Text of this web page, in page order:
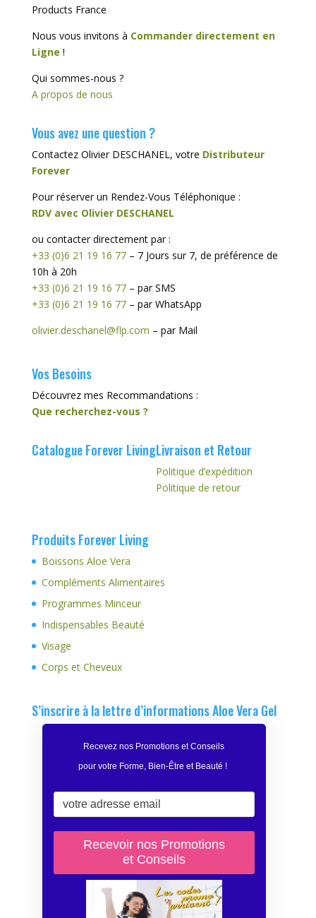
Products France
Nous vous invitons à Commander directement en
Ligne !
Qui sommes-nous ?
A propos de nous
Vous avez une question ?
Contactez Olivier DESCHANEL, votre Distributeur
Forever
Pour réserver un Rendez-Vous Téléphonique :
RDV avec Olivier DESCHANEL
ou contacter directement par :
+33 (0)6 21 19 16 77– 7 Jours sur 7, de préférence de
10h à 20h
+33 (0)6 21 19 16 77– par SMS
+33 (0)6 21 19 16 77– par WhatsApp
olivier.deschanel@flp.com – par Mail
Vos Besoins
Découvrez mes Recommandations :
Que recherchez-vous ?
Catalogue Forever LivingLivraison et Retour
Politique d’expédition
Politique de retour
Produits Forever Living
Boissons Aloe Vera
Compléments Alimentaires
Programmes Minceur
Indispensables Beauté
Visage
Corps et Cheveux
S’inscrire à la lettre d’informations Aloe Vera Gel
Recevez nos Promotions et Conseils
pour votre Forme, Bien-Être et Beauté !